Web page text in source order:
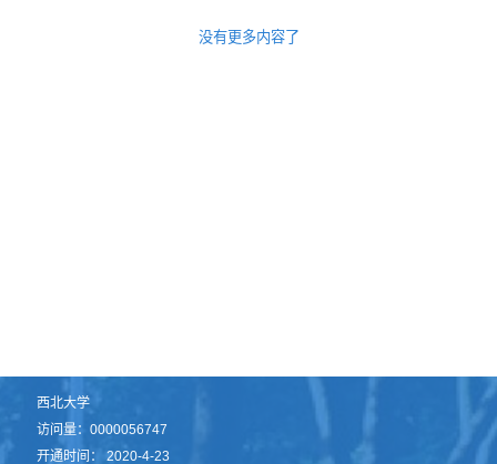
没有更多内容了
西北大学
访问量：0000056747
开通时间：2020-4-23